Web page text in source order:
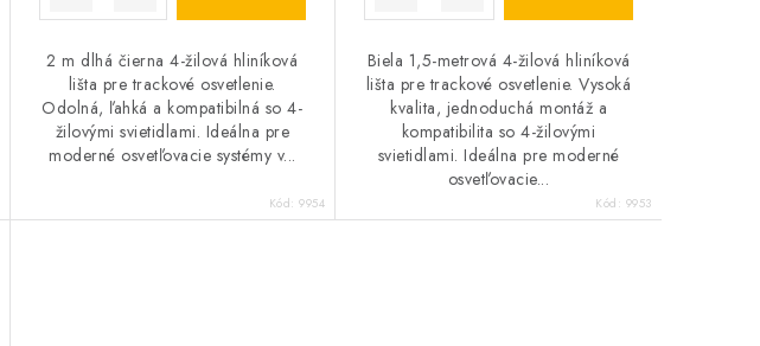
2 m dlhá čierna 4-žilová hliníková
lišta pre trackové osvetlenie.
Odolná, ľahká a kompatibilná so 4-
žilovými svietidlami. Ideálna pre
moderné osvetľovacie systémy v...
Kód:9954
Biela 1,5-metrová 4-žilová hliníková
lišta pre trackové osvetlenie. Vysoká
kvalita, jednoduchá montáž a
kompatibilita so 4-žilovými
svietidlami. Ideálna pre moderné
osvetľovacie...
Kód: 9953